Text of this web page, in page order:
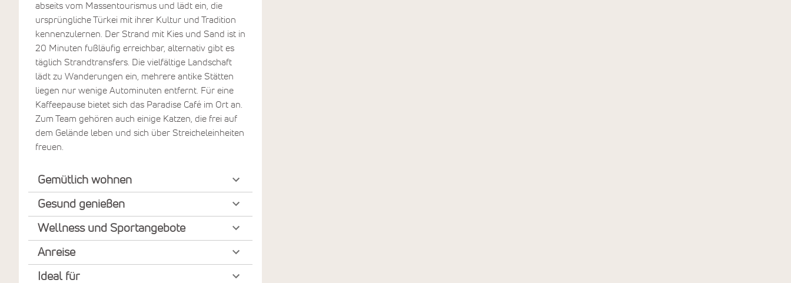
abseits vom Massentourismus und lädt ein, die
ursprüngliche Türkei mit ihrer Kultur und Tradition
kennenzulernen. Der Strand mit Kies und Sand ist in
20 Minuten fußläufig erreichbar, alternativ gibt es
täglich Strandtransfers. Die vielfältige Landschaft
lädt zu Wanderungen ein, mehrere antike Stätten
liegen nur wenige Autominuten entfernt. Für eine
Kaffeepause bietet sich das Paradise Café im Ort an.
Zum Team gehören auch einige Katzen, die frei auf
dem Gelände leben und sich über Streicheleinheiten
freuen.
Gemütlich wohnen
Gesund genießen
Wellness und Sportangebote
Anreise
Ideal für